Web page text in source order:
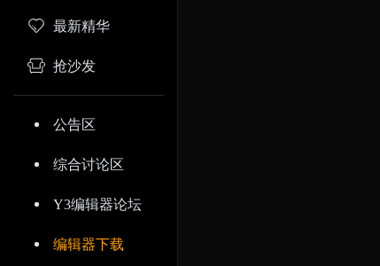
最新精华
抢沙发
公告区
综合讨论区
Y3编辑器论坛
编辑器下载